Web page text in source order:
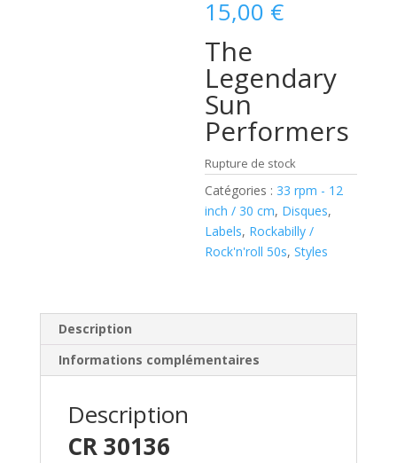
15,00 €
The
Legendary
Sun
Performers
Rupture de stock
Catégories : 33 rpm - 12
inch / 30 cm, Disques,
Labels, Rockabilly /
Rock'n'roll 50s,Styles
Description
Informations complémentaires
Description
CR 30136